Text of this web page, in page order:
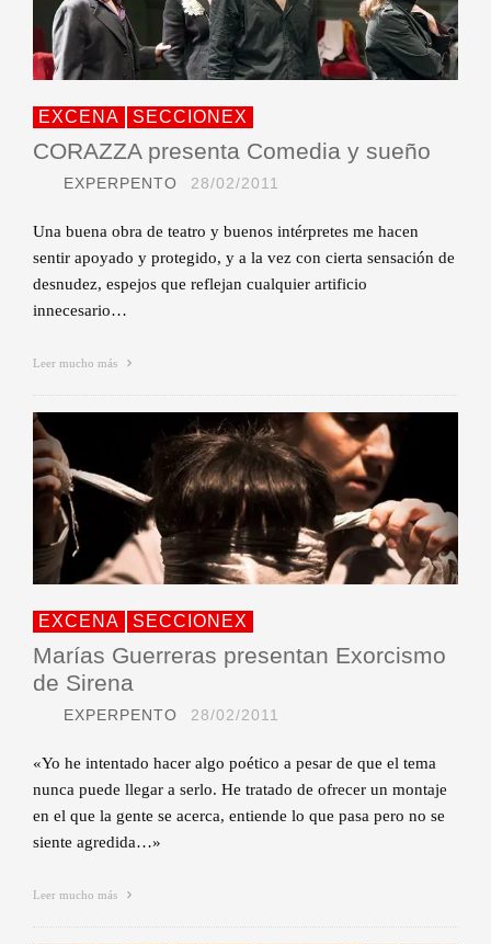
EXCENA SECCIONEX
CORAZZA presenta Comedia y sueño
EXPERPENTO 28/02/2011
Una buena obra de teatro y buenos intérpretes me hacen
sentir apoyado y protegido, y a la vez con cierta sensación de
desnudez, espejos que reflejan cualquier artificio
innecesario…
Leer mucho más
EXCENA SECCIONEX
Marías Guerreras presentan Exorcismo
de Sirena
EXPERPENTO 28/02/2011
«Yo he intentado hacer algo poético a pesar de que el tema
nunca puede llegar a serlo. He tratado de ofrecer un montaje
en el que la gente se acerca, entiende lo que pasa pero no se
siente agredida…»
Leer mucho más